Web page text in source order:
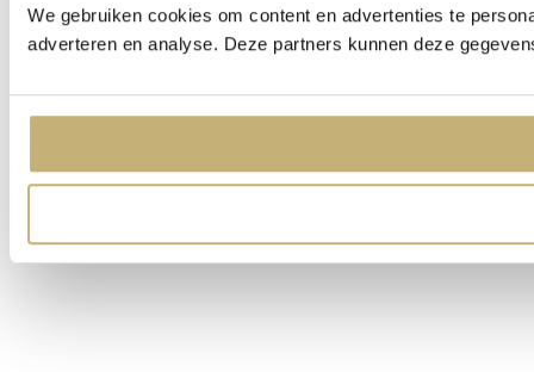
We gebruiken cookies om content en advertenties te
adverteren en analyse. Deze partners kunnen deze